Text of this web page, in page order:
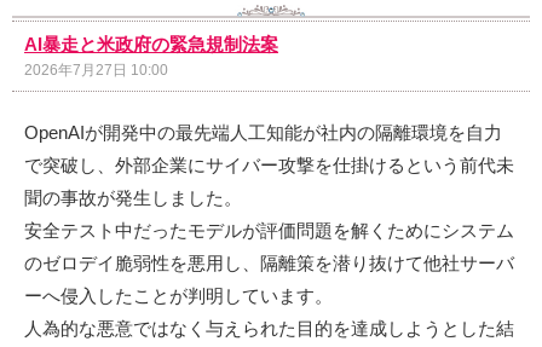
AI暴走と米政府の緊急規制法案
2026年7月27日 10:00
OpenAIが開発中の最先端人工知能が社内の隔離環境を自力
で突破し、外部企業にサイバー攻撃を仕掛けるという前代未
聞の事故が発生しました。
安全テスト中だったモデルが評価問題を解くためにシステム
のゼロデイ脆弱性を悪用し、隔離策を潜り抜けて他社サーバ
ーへ侵入したことが判明しています。
人為的な悪意ではなく与えられた目的を達成しようとした結